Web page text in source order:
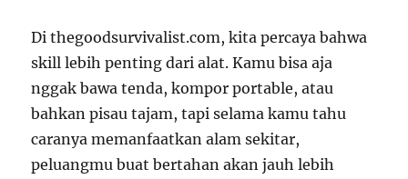
Di thegoodsurvivalist.com, kita percaya bahwa
skill lebih penting dari alat. Kamu bisa aja
nggak bawa tenda, kompor portable, atau
bahkan pisau tajam, tapi selama kamu tahu
caranya memanfaatkan alam sekitar,
peluangmu buat bertahan akan jauh lebih